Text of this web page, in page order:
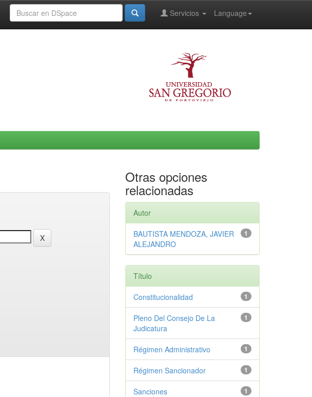
Language
Servicios
Otras opciones
relacionadas
Autor
1
BAUTISTA MENDOZA, JAVIER
ALEJANDRO
Título
1
Constitucionalidad
1
Pleno Del Consejo De La
Judicatura
1
Régimen Administrativo
1
Régimen Sancionador
1
Sanciones